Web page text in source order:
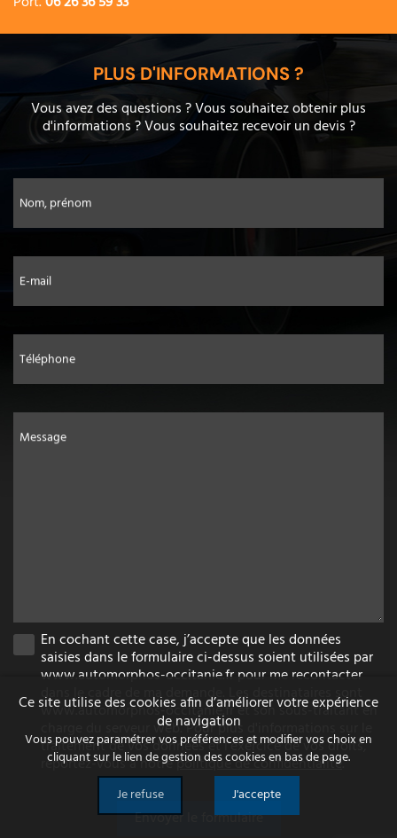
PLUS D'INFORMATIONS ?
Vous avez des questions ? Vous souhaitez obtenir plus
d'informations ? Vous souhaitez recevoir un devis ?
Nom, prénom
E-mail
Téléphone
Message
En cochant cette case, j’accepte que les données
saisies dans le formulaire ci-dessus soient utilisées par
www.automorphos-occitanie.fr pour me recontacter
dans le cadre de ma demande. Les destinataires sont
www.automorphos-occitanie.fr et son sous-traitant en
charge du serveur web. Pour plus d'informations sur le
traitement de vos données et l'exercice de vos droits,
reportez-vous à notrepolitique de confidentialité.
Ce site utilise des cookies afin d’améliorer votre expérience
de navigation
Vous pouvez paramétrer vos préférences et modifier vos choix en
cliquant sur le lien de gestion des cookies en bas de page.
Je refuse
J'accepte